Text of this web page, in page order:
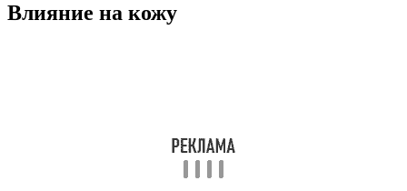
Влияние на кожу